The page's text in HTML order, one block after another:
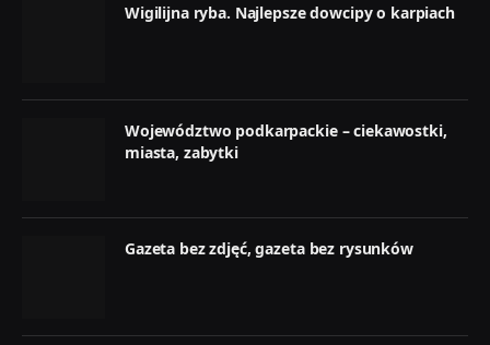
Wigilijna ryba. Najlepsze dowcipy o karpiach
Województwo podkarpackie – ciekawostki,
miasta, zabytki
Gazeta bez zdjęć, gazeta bez rysunków